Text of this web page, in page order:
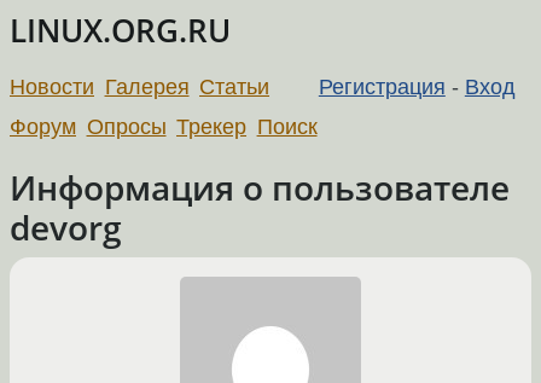
LINUX.ORG.RU
Регистрация - Вход
Новости Галерея Статьи
Форум Опросы Трекер Поиск
Информация о пользователе
devorg